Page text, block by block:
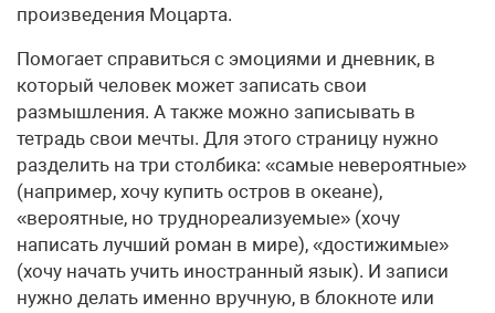
произведения Моцарта.
Помогает справиться с эмоциями и дневник, в
который человек может записать свои
размышления. А также можно записывать в
тетрадь свои мечты. Для этого страницу нужно
разделить на три столбика: «самые невероятные»
(например, хочу купить остров в океане),
«вероятные, но труднореализуемые» (хочу
написать лучший роман в мире), «достижимые»
(хочу начать учить иностранный язык). И записи
нужно делать именно вручную, в блокноте или